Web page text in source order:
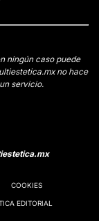
ningún caso puede
no hace
servicio.
COOKIES
EDITORIAL